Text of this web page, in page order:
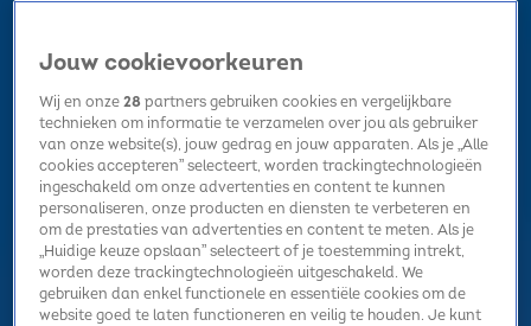
Home Radio luisteren Hitlijsten Acties Kerst Nieuws
Volg Sky Radio
Zoeken
Jouw cookievoorkeuren
Wij en onze28partners gebruiken cookies en vergelijkbare
technieken om informatie te verzamelen over jou als gebruiker
van onze website(s), jouw gedrag en jouw apparaten. Als je „Alle
cookies accepteren” selecteert, worden trackingtechnologieën
ingeschakeld om onze advertenties en content te kunnen
personaliseren, onze producten en diensten te verbeteren en
om de prestaties van advertenties en content te meten. Als je
„Huidige keuze opslaan” selecteert of je toestemming intrekt,
worden deze trackingtechnologieën uitgeschakeld. We
gebruiken dan enkel functionele en essentiële cookies om de
website goed te laten functioneren en veilig te houden. Je kunt